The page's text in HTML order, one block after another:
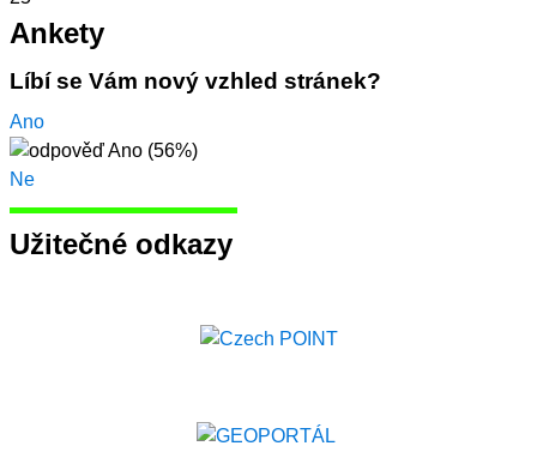
Ankety
Líbí se Vám nový vzhled stránek?
Ano
Ne
Užitečné odkazy